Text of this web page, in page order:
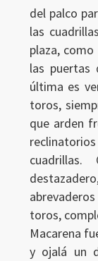
del palco
las
plaza,
las puertas
última es
toros,
que arden
cuadrillas.
toros,
Macarena
y ojalá un